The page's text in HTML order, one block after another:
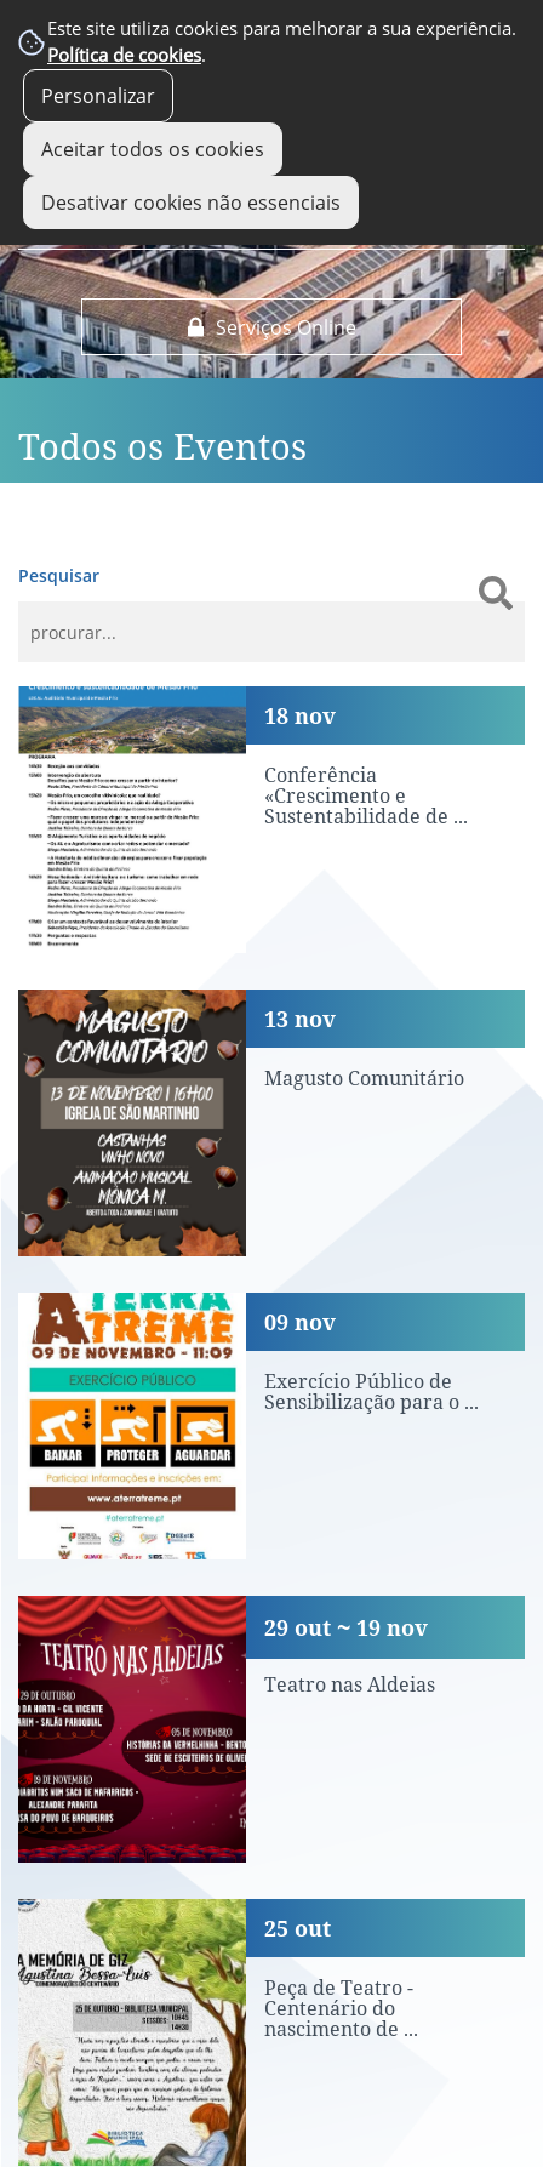
Este site utiliza cookies para melhorar a sua experiência.
Política de cookies.
Personalizar
Aceitar todos os cookies
Desativar cookies não essenciais
Serviços Online
EM DESTAQUE
Todos os Eventos
Pesquisar
Conferência «Crescimento e
Conferência
«Crescimento e
Sustentabilidade de ...
18 nov
Magusto Comunitário
Magusto Comunitário
13 nov
Exercício Público de Sensibilização
Exercício Público de
Sensibilização para o ...
09 nov
Teatro nas Aldeias
Teatro nas Aldeias
29 out 19 nov
Peça de Teatro - Centenário do
Peça de Teatro -
Centenário do
nascimento de ...
25 out